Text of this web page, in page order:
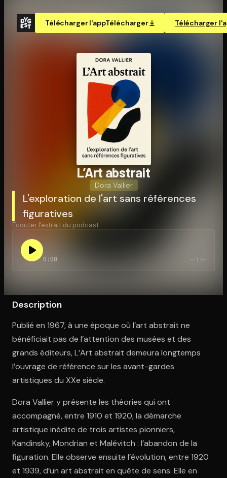
Télécharger l'appTélécharger Télécharger
Ouvre l'app Appareil photo, pointe sur le code. C'est gratuit à
L’Art abstrait
Dora Vallier
L'exploration de l'art sans références
figuratives
Écouter l'extrait du podcast :
0:00 --:--
Description
Publié en 1967, à une époque où l’art abstrait ne
bénéficiait pas de l’attention des musées et des
grands éditeurs, L’Art abstrait demeura longtemps
l’ouvrage de référence sur les avant-gardes
artistiques du XXe siècle.
Dora Vallier y présente les théories qui ont
accompagné, entre 1910 et 1920, la démarche
artistique inédite de trois artistes pionniers,
Kandinsky, Mondrian et Malévitch : l’abandon de la
figuration. Elle observe ensuite l’évolution, entre 1920
et 1939, d’un art abstrait en quête de sens. Elle en